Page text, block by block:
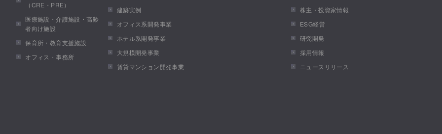
（CRE・PRE）
医療施設・介護施設・高齢
者向け施設
保育所・教育支援施設
オフィス・事務所
建築実例
オフィス系開発事業
ホテル系開発事業
大規模開発事業
賃貸マンション開発事業
株主・投資家情報
ESG経営
研究開発
採用情報
ニュースリリース